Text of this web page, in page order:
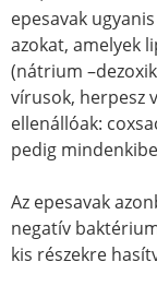
epesavak
azokat, amelyek
(nátrium
vírusok, herpesz
ellenállóak:
pedig
Az epesavak
negatív
kis részekre